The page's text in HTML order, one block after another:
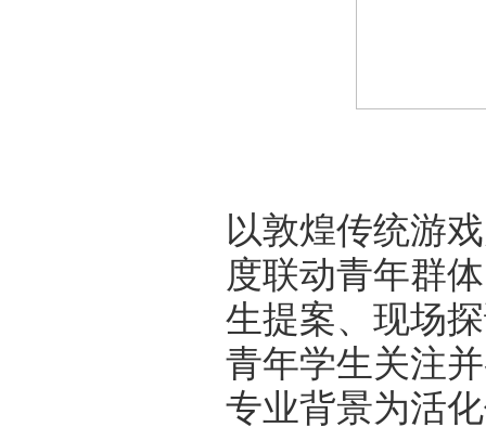
以敦煌传统游
度联动青年群
生提案、现场
青年学生关注
专业背景为活